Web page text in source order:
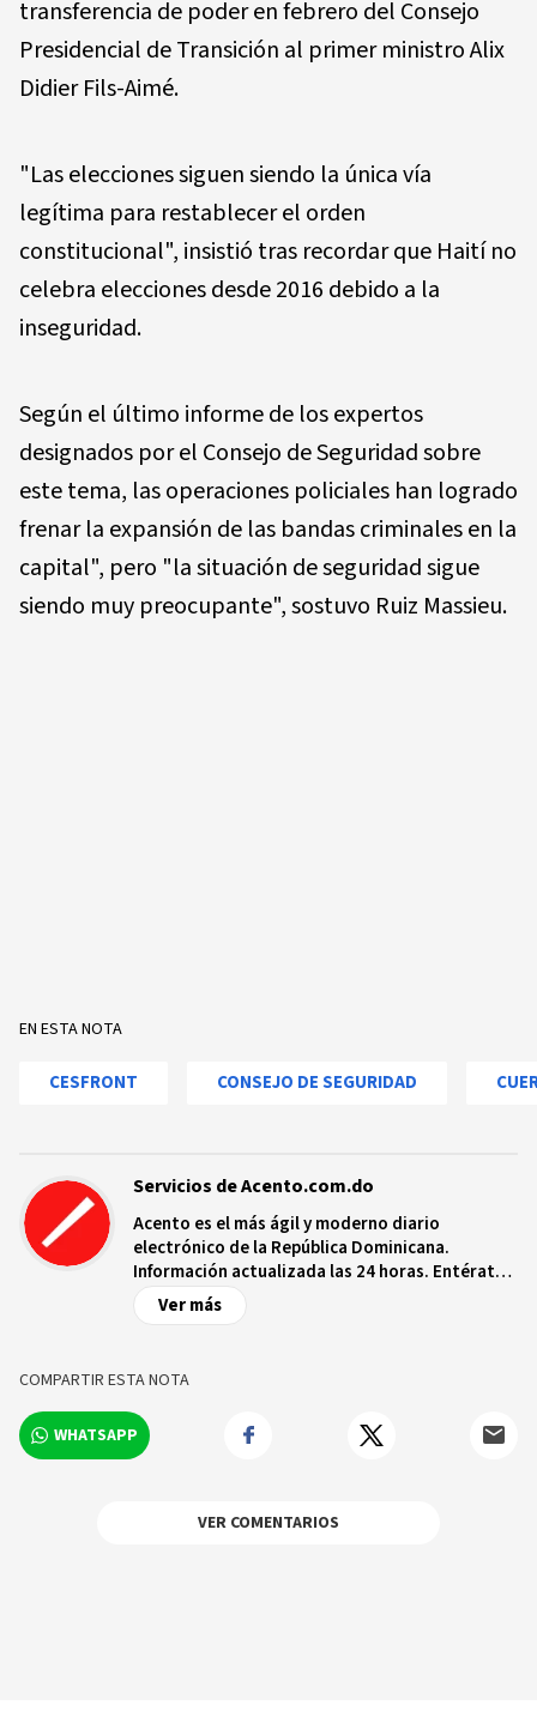
transferencia de poder en febrero del Consejo
Presidencial de Transición al primer ministro Alix
Didier Fils-Aimé.
"Las elecciones siguen siendo la única vía
legítima para restablecer el orden
constitucional", insistió tras recordar que Haití no
celebra elecciones desde 2016 debido a la
inseguridad.
Según el último informe de los expertos
designados por el Consejo de Seguridad sobre
este tema, las operaciones policiales han logrado
frenar la expansión de las bandas criminales en la
capital", pero "la situación de seguridad sigue
siendo muy preocupante", sostuvo Ruiz Massieu.
EN ESTA NOTA
CESFRONT CONSEJO DE SEGURIDAD
Servicios de Acento.com.do
Acento es el más ágil y moderno diario
electrónico de la República Dominicana.
Información actualizada las 24 horas. Entérate
de las noticias y sucesos más importantes a
nivel nacional e internacional, videos y fotos
Ver más
COMPARTIR ESTA NOTA
WHATSAPP
VER COMENTARIOS